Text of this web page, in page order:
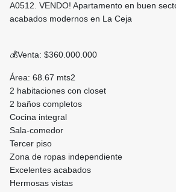
A0512. VENDO! Apartamento en buen
acabados modernos en La Ceja
💰Venta: $360.000.000
Área: 68.67 mts2
2 habitaciones con closet
2 baños completos
Cocina integral
Sala-comedor
Tercer piso
Zona de ropas independiente
Excelentes acabados
Hermosas vistas